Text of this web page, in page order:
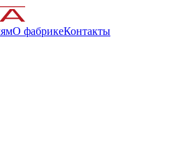
О фабрикеКонтакты